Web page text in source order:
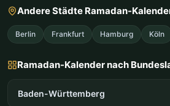
Andere Städte Ramadan-
Berlin Frankfurt Hamburg Köln
Ramadan-Kalender nach
Baden-Württemberg